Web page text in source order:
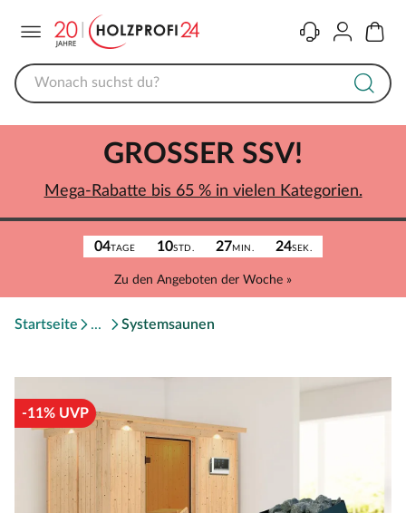
KontaktKonto
04TAGE 10STD. 27MIN. 24SEK.
Zu den Angeboten der Woche »
GROSSER SSV!
Mega-Rabatte bis 65 % in vielen Kategorien.
Startseite Systemsaunen
-11% UVP